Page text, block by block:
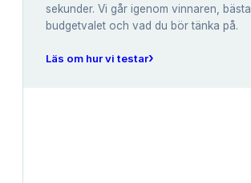
sekunder. Vi går igenom vinnaren, bästa
budgetvalet och vad du bör tänka på.
Läs om hur vi testar›